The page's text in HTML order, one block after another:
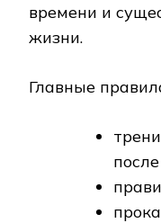
времени и
жизни.
Главные